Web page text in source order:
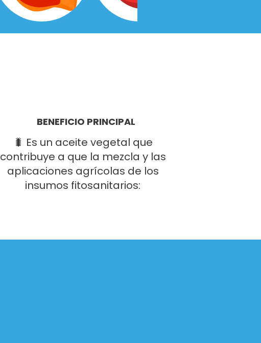
BENEFICIO PRINCIPAL
🐛 Es un aceite vegetal que
contribuye a que la mezcla y las
aplicaciones agrícolas de los
insumos fitosanitarios: